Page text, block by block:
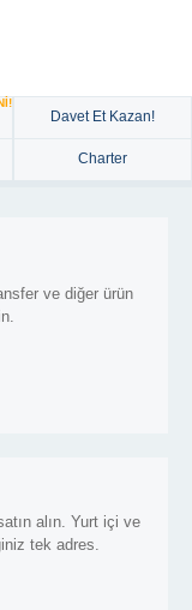
Davet Et Kazan!
Charter
ve diğer ürün
alın. Yurt içi ve
tek adres.